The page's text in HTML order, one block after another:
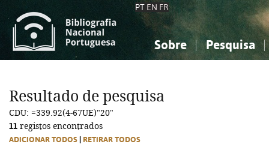
PT EN FR
Sobre Pesquisa
Ciências sociais...
Ciências sociais...
Resultado de pesquisa
CDU: =339.92(4-67UE)"20"
11 registos encontrados
ADICIONAR TODOS RETIRAR TODOS